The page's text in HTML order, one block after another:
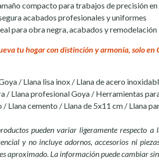
compacto para trabajos de precisión
acabados profesionales y uniformes
para obra negra, acabados y remodelación
tu hogar con distinción y armonía, solo en
/ Llana lisa inox / Llana de acero
/ Llana profesional Goya / Herramientas
/ Llana cemento / Llana de 5x11 cm / Llana
pueden variar ligeramente respecto a
y no incluye adornos, accesorios ni
aproximado. La información puede cambiar